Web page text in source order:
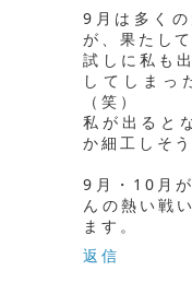
9月は多く
が、果たし
試しに私も
してしまっ
（笑）
私が出ると
か細工しそう
9月・10月
んの熱い戦
ます。
返信